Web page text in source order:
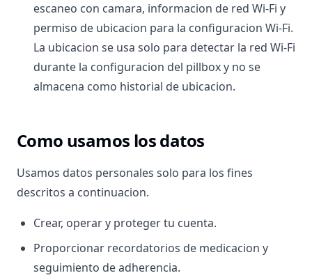
escaneo con camara, informacion de red Wi-Fi y
permiso de ubicacion para la configuracion Wi-Fi.
La ubicacion se usa solo para detectar la red Wi-Fi
durante la configuracion del pillbox y no se
almacena como historial de ubicacion.
Como usamos los datos
Usamos datos personales solo para los fines
descritos a continuacion.
Crear, operar y proteger tu cuenta.
Proporcionar recordatorios de medicacion y
seguimiento de adherencia.